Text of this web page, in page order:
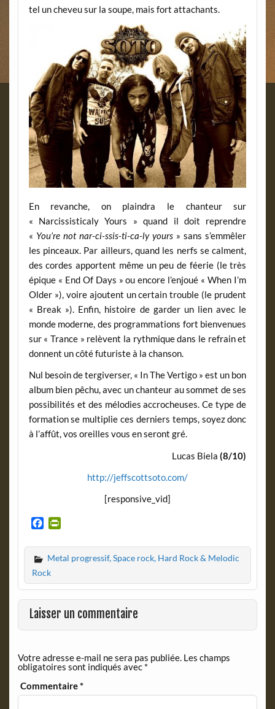
tel un cheveu sur la soupe, mais fort attachants.
En revanche, on plaindra le chanteur sur
« Narcissisticaly Yours » quand il doit reprendre
« You’re not nar-ci-ssis-ti-ca-ly yours » sans s’emmêler
les pinceaux. Par ailleurs, quand les nerfs se calment,
des cordes apportent même un peu de féerie (le très
épique « End Of Days » ou encore l’enjoué « When I’m
Older »), voire ajoutent un certain trouble (le prudent
« Break »). Enfin, histoire de garder un lien avec le
monde moderne, des programmations fort bienvenues
sur « Trance » relèvent la rythmique dans le refrain et
donnent un côté futuriste à la chanson.
Nul besoin de tergiverser, « In The Vertigo » est un bon
album bien pêchu, avec un chanteur au sommet de ses
possibilités et des mélodies accrocheuses. Ce type de
formation se multiplie ces derniers temps, soyez donc
à l’affût, vos oreilles vous en seront gré.
Lucas Biela(8/10)
http://jeffscottsoto.com/
[responsive_vid]
c
e
b
o
o
k
i
n
F
r
i
e
n
l
y
Metal progressif, Space rock, Hard Rock & Melodic
Rock
Laisser un commentaire
Votre adresse e-mail ne sera pas publiée. Les champs
obligatoires sont indiqués avec *
Commentaire*